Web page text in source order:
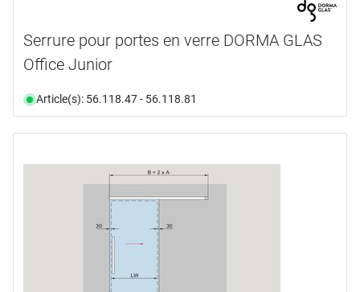
Serrure pour portes en verre DORMA GLAS
Office Junior
Article(s): 56.118.47 - 56.118.81